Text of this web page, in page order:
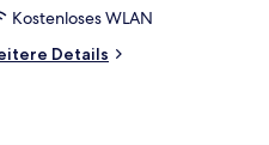
Kostenloses WLAN
Details